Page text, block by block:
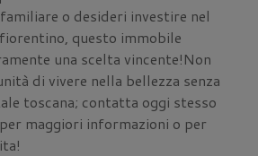
o desideri investire nel
questo immobile
una scelta vincente!Non
di vivere nella bellezza senza
toscana; contatta oggi stesso
maggiori informazioni o per